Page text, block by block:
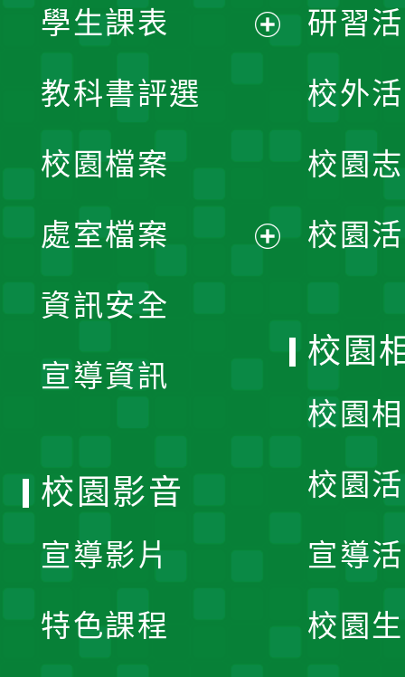
學生課表
單
教科書評選
校園檔案
處室檔案
資訊安全
宣導資訊
研習
校外
校園
校園
校園
校園
校園
宣導
校園
校園影音
宣導影片
特色課程